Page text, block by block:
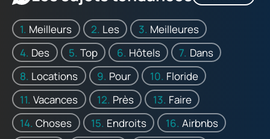
Meilleurs Les
Meilleures
Des
Top Hôtels
Dans
Locations
Pour
Floride
Vacances
Près
Faire
Choses
Endroits Airbnbs